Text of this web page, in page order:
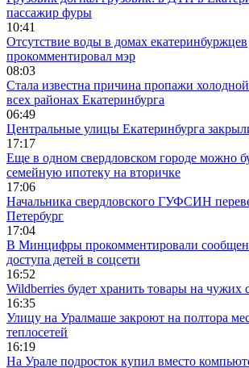
пассажир фуры
10:41
Отсутствие воды в домах екатеринбуржцев
прокомментировал мэр
08:03
Стала известна причина пропажи
всех районах Екатеринбурга
06:49
Центральные улицы Екатеринбурга
17:17
Еще в одном свердловском городе можно
семейную ипотеку на вторичке
17:06
Начальника свердловского ГУФСИН
Петербург
17:04
В Минцифры прокомментировали
доступа детей в соцсети
16:52
Wildberries будет хранить товары на чужих
16:35
Улицу на Уралмаше закроют на полтора
теплосетей
16:19
На Урале подросток купил вместо